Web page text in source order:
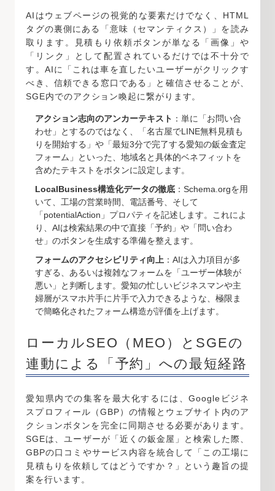
AIはウェブページの視覚的な要素だけでなく、HTML
タグの裏側にある「意味（セマンティクス）」を読み
取ります。見積もり依頼ボタンが単なる「画像」や
「リンク」として配置されているだけでは不十分で
す。AIに「これは車を直したいユーザーがクリックす
べき、信頼できる窓口である」と確信させることが、
SGE内でのアクション喚起に繋がります。
アクション志向のアンカーテキスト ：単に「お問い合
わせ」とするのではなく、「名古屋でLINE無料見積も
りを開始する」や「最短3分で完了する愛知の鈑金査定
フォーム」といった、地域名と具体的ベネフィットを
含めたテキストをボタンに設定します。
LocalBusiness構造化データの徹底 ：Schema.orgを用
いて、工場の営業時間、電話番号、そして
「potentialAction」プロパティを記述します。これによ
り、AIは検索結果の中で直接「予約」や「問い合わ
せ」のボタンを生成する準備を整えます。
フォームのアクセシビリティ向上 ：AIは入力項目が多
すぎる、あるいは複雑なフォームを「ユーザー体験が
悪い」と判断します。愛知の忙しいビジネスマンや主
婦層がスマホ片手に片手で入力できるような、極限ま
で簡略化されたフォーム構造が評価を上げます。
ローカルSEO（MEO）とSGEの
連動による「予約」への最短経路
愛知県内での集客を最大化するには、Googleビジネ
スプロフィール（GBP）の情報とウェブサイト内のア
クションボタンを完全に同期させる必要があります。
SGEは、ユーザーが「近くの鈑金屋」と検索した際、
GBPの口コミやサービス内容を統合して「この工場に
見積もりを依頼してはどうですか？」という趣旨の提
案を行います。